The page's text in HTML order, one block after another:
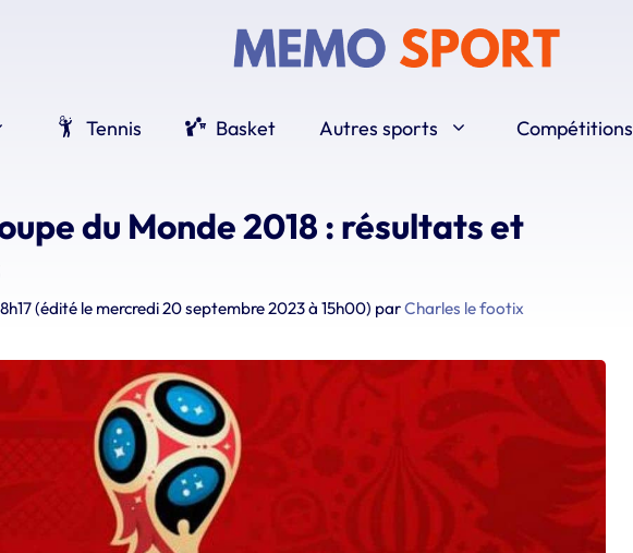
Tennis Basket Autres sports Compétitions
du Monde 2018 : résultats et
(édité le mercredi 20 septembre 2023 à 15h00) parCharles le footix